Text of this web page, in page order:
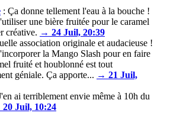
: Ça donne tellement l'eau à la bouche !
une bière fruitée pour le caramel
créative. → 24 Juil, 20:39
association originale et audacieuse !
la Mango Slash pour en faire
fruité et houblonné est tout
géniale. Ça apporte... → 21 Juil,
ai terriblement envie même à 10h du
Juil, 10:24